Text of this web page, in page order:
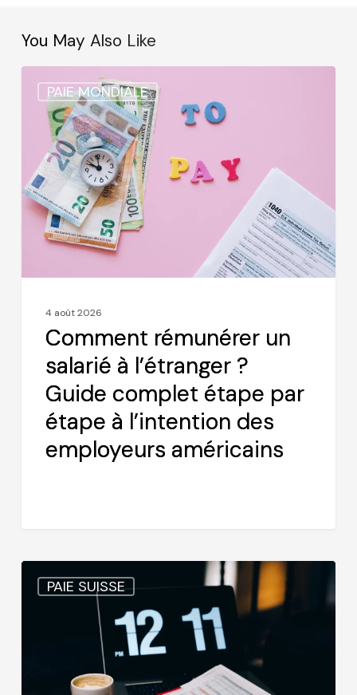
You May Also Like
PAIE MONDIALE
Comment
rémunérer
salarié
l’étranger
?
Guide
complet
étape
l’intention
employeurs
américains
4 août 2026
Comment rémunérer un
salarié à l’étranger ?
Guide complet étape par
étape à l’intention des
employeurs américains
PAIE SUISSE
Suisse